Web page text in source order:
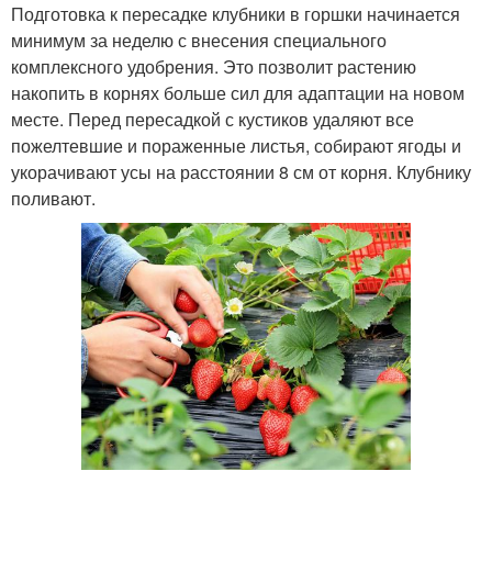
Подготовка к пересадке клубники в горшки начинается
минимум за неделю с внесения специального
комплексного удобрения. Это позволит растению
накопить в корнях больше сил для адаптации на новом
месте. Перед пересадкой с кустиков удаляют все
пожелтевшие и пораженные листья, собирают ягоды и
укорачивают усы на расстоянии 8 см от корня. Клубнику
поливают.